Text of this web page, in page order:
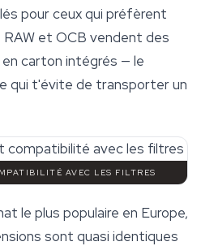
pour ceux qui préfèrent
et OCB vendent des
carton intégrés — le
qui t'évite de transporter un
AVEC LES FILTRES
le plus populaire en Europe,
sont quasi identiques